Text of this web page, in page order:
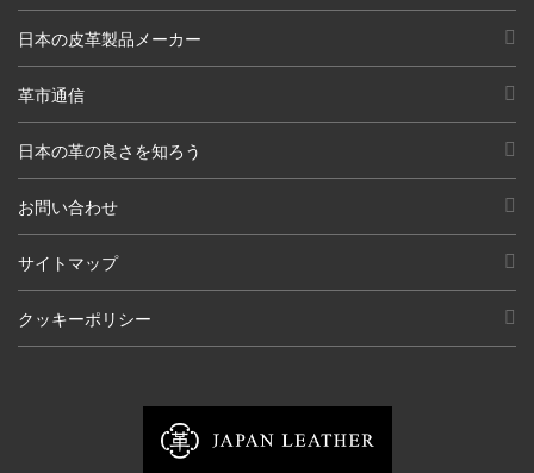
日本の皮革製品メーカー
革市通信
日本の革の良さを知ろう
お問い合わせ
サイトマップ
クッキーポリシー